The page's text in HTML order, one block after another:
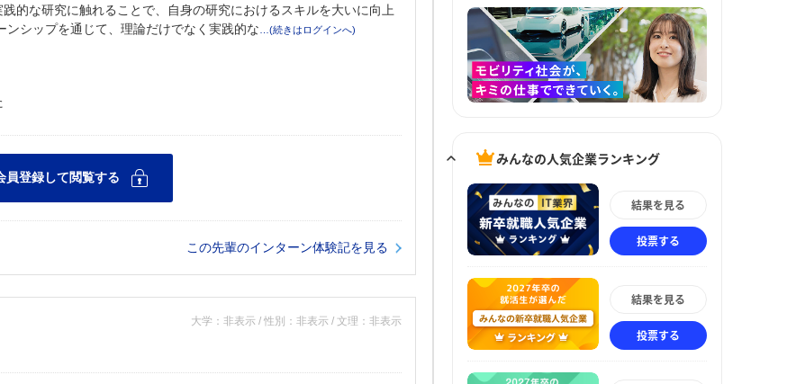
的な研究に触れることで、自身の研究におけるスキルを大いに向上
シップを通じて、理論だけでなく実践的な
この先輩のインターン体験記を見る
大学：非表示 / 性別：非表示 / 文理：非表示
みんなの人気企業ランキング
結果を見る
投票する
結果を見る
投票する